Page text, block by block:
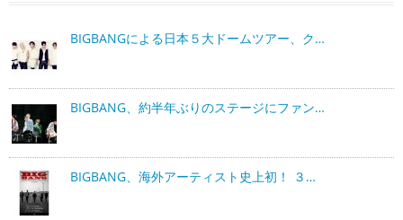
BIGBANGによる日本５大ドームツアー、ク…
BIGBANG、約半年ぶりのステージにファン…
BIGBANG、海外アーティスト史上初！ ３…